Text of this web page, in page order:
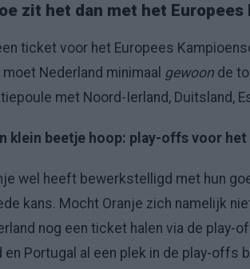
zit het dan met het Europees
ticket voor het Europees
Nederland minimaal gewoon de
met Noord-Ierland, Duitsland,
klein beetje hoop: play-offs voor het
wel heeft bewerkstelligd met hun
kans. Mocht Oranje zich namelijk
nog een ticket halen via de play-
en Portugal al een plek in de play-offs